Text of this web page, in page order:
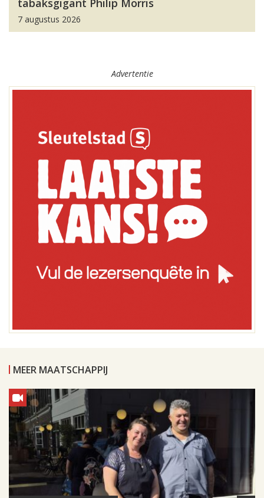
tabaksgigant Philip Morris
7 augustus 2026
Advertentie
MEER MAATSCHAPPIJ